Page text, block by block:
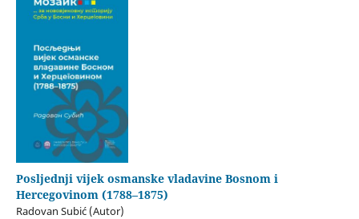
Posljednji vijek osmanske vladavine Bosnom i
Hercegovinom (1788–1875)
Radovan Subić (Autor)